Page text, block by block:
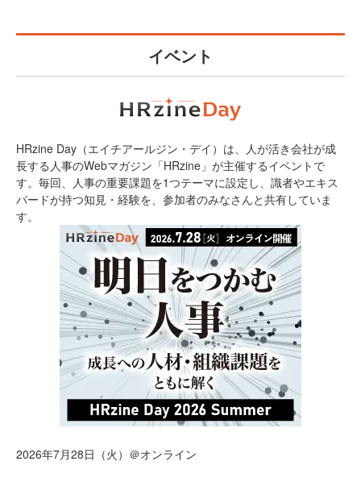
イベント
HRzine Day（エイチアールジン・デイ）は、人が活き会社が成
長する人事のWebマガジン「HRzine」が主催するイベントで
す。毎回、人事の重要課題を1つテーマに設定し、識者やエキス
パードが持つ知見・経験を、参加者のみなさんと共有していま
す。
2026年7月28日（火）＠オンライン